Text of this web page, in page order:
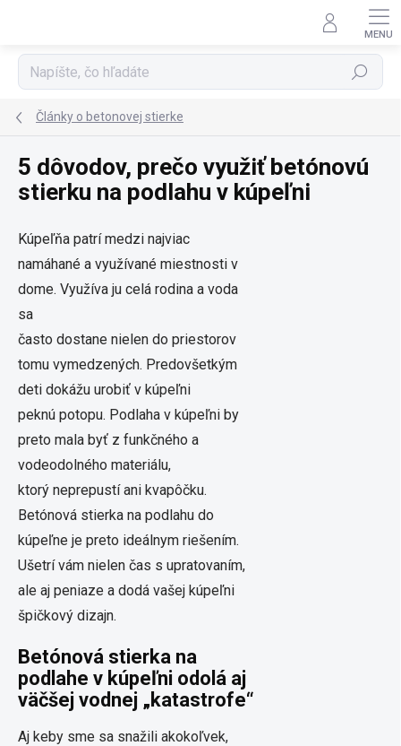
Hľadať
Články o betonovej stierke
5 dôvodov, prečo využiť betónovú
stierku na podlahu v kúpeľni
Kúpeľňa patrí medzi najviac
namáhané a využívané miestnosti v
dome. Využíva ju celá rodina a voda
sa
často dostane nielen do priestorov
tomu vymedzených. Predovšetkým
deti dokážu urobiť v kúpeľni
peknú potopu. Podlaha v kúpeľni by
preto mala byť z funkčného a
vodeodolného materiálu,
ktorý neprepustí ani kvapôčku.
Betónová stierka na podlahu do
kúpeľne je preto ideálnym riešením.
Ušetrí vám nielen čas s upratovaním,
ale aj peniaze a dodá vašej kúpeľni
špičkový dizajn.
Betónová stierka na
podlahe v kúpeľni odolá aj
väčšej vodnej „katastrofe“
Aj keby sme sa snažili akokoľvek,